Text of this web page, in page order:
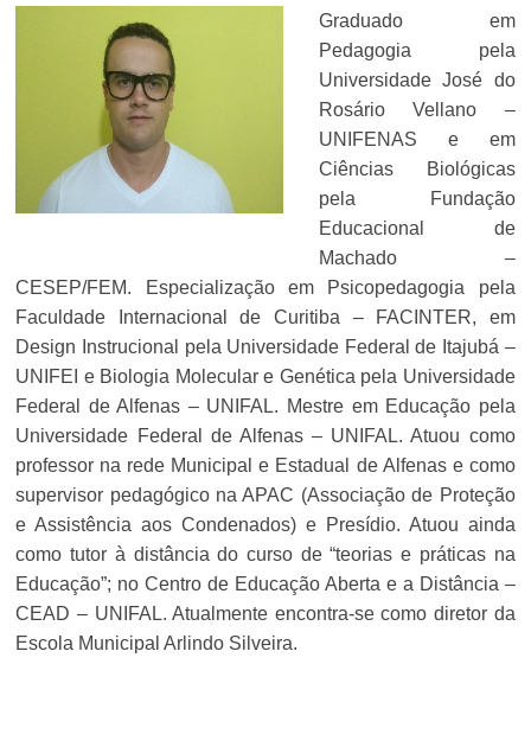
Graduado em
Pedagogia pela
Universidade José do
Rosário Vellano –
UNIFENAS e em
Ciências Biológicas
pela Fundação
Educacional de
Machado –
CESEP/FEM. Especialização em Psicopedagogia pela
Faculdade Internacional de Curitiba – FACINTER, em
Design Instrucional pela Universidade Federal de Itajubá –
UNIFEI e Biologia Molecular e Genética pela Universidade
Federal de Alfenas – UNIFAL. Mestre em Educação pela
Universidade Federal de Alfenas – UNIFAL. Atuou como
professor na rede Municipal e Estadual de Alfenas e como
supervisor pedagógico na APAC (Associação de Proteção
e Assistência aos Condenados) e Presídio. Atuou ainda
como tutor à distância do curso de “teorias e práticas na
Educação”; no Centro de Educação Aberta e a Distância –
CEAD – UNIFAL. Atualmente encontra-se como diretor da
Escola Municipal Arlindo Silveira.